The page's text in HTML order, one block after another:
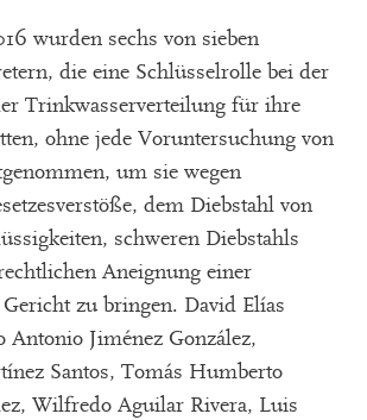
wurden sechs von sieben
die eine Schlüsselrolle bei der
Trinkwasserverteilung für ihre
ohne jede Voruntersuchung von
um sie wegen
dem Diebstahl von
schweren Diebstahls
Aneignung einer
zu bringen. David Elías
Antonio Jiménez González,
Santos, Tomás Humberto
Wilfredo Aguilar Rivera, Luis